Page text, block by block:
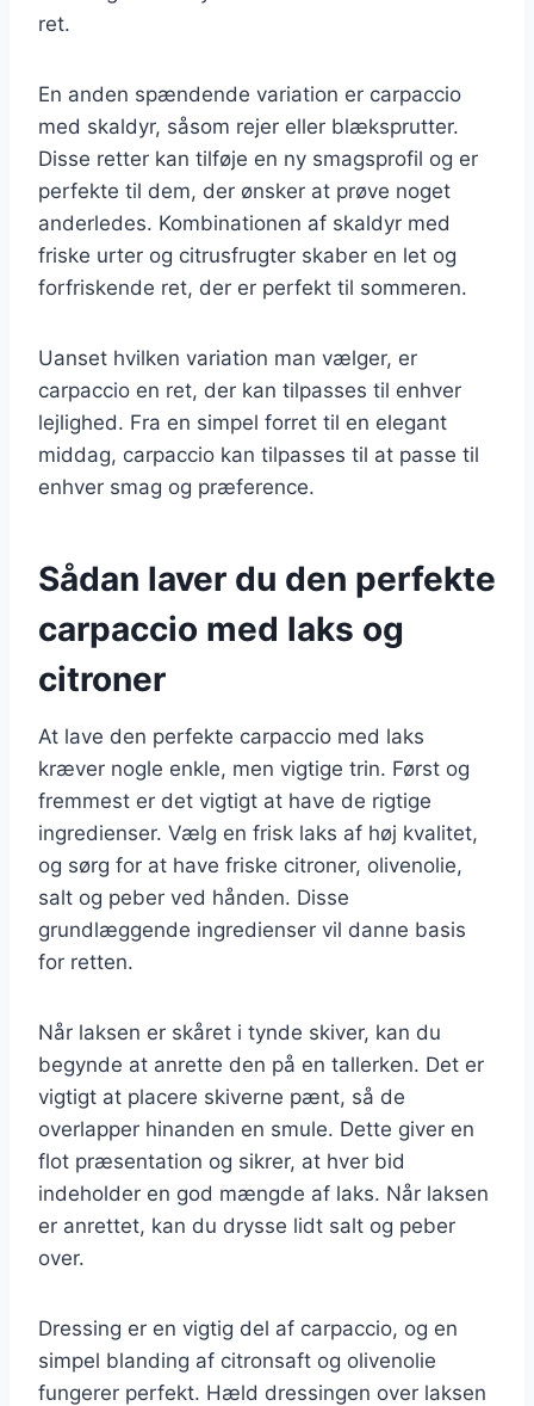
ret.
En anden spændende variation er carpaccio
med skaldyr, såsom rejer eller blæksprutter.
Disse retter kan tilføje en ny smagsprofil og er
perfekte til dem, der ønsker at prøve noget
anderledes. Kombinationen af skaldyr med
friske urter og citrusfrugter skaber en let og
forfriskende ret, der er perfekt til sommeren.
Uanset hvilken variation man vælger, er
carpaccio en ret, der kan tilpasses til enhver
lejlighed. Fra en simpel forret til en elegant
middag, carpaccio kan tilpasses til at passe til
enhver smag og præference.
Sådan laver du den perfekte
carpaccio med laks og
citroner
At lave den perfekte carpaccio med laks
kræver nogle enkle, men vigtige trin. Først og
fremmest er det vigtigt at have de rigtige
ingredienser. Vælg en frisk laks af høj kvalitet,
og sørg for at have friske citroner, olivenolie,
salt og peber ved hånden. Disse
grundlæggende ingredienser vil danne basis
for retten.
Når laksen er skåret i tynde skiver, kan du
begynde at anrette den på en tallerken. Det er
vigtigt at placere skiverne pænt, så de
overlapper hinanden en smule. Dette giver en
flot præsentation og sikrer, at hver bid
indeholder en god mængde af laks. Når laksen
er anrettet, kan du drysse lidt salt og peber
over.
Dressing er en vigtig del af carpaccio, og en
simpel blanding af citronsaft og olivenolie
fungerer perfekt. Hæld dressingen over laksen